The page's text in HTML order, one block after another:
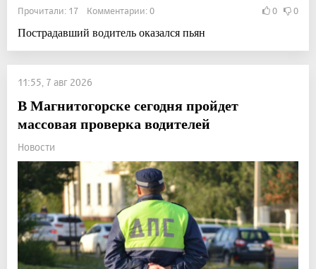
Прочитали: 17 Комментарии: 0 0 0
Пострадавший водитель оказался пьян
11:55, 7 авг 2026
В Магнитогорске сегодня пройдет
массовая проверка водителей
Новости